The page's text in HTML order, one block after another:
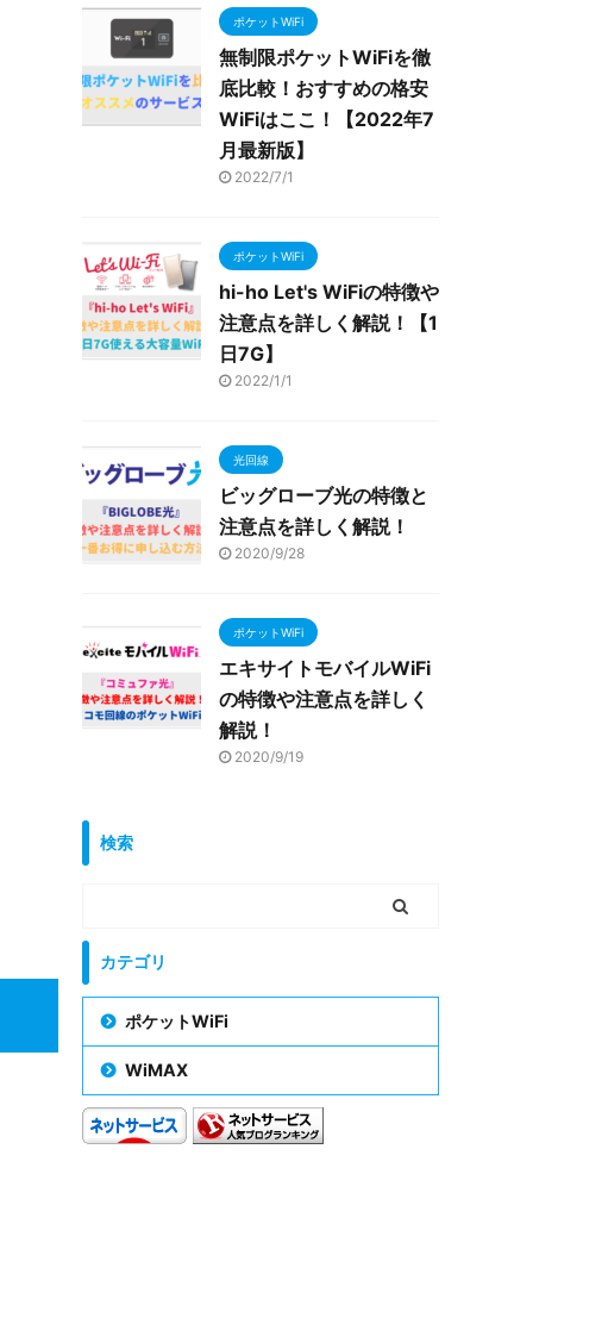
ポケットWiFi
無制限ポケットWiFiを徹
底比較！おすすめの格安
WiFiはここ！【2022年7
月最新版】
2022/7/1
ポケットWiFi
hi-ho Let's WiFiの特徴や
注意点を詳しく解説！【1
日7G】
2022/1/1
光回線
ビッグローブ光の特徴と
注意点を詳しく解説！
2020/9/28
ポケットWiFi
エキサイトモバイルWiFi
の特徴や注意点を詳しく
解説！
2020/9/19
検索
カテゴリ
ポケットWiFi
WiMAX